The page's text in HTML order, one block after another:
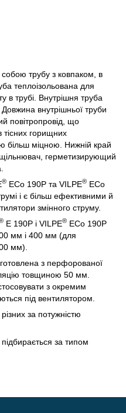
трубу з ковпаком, в
теплоізольована для
в трубі. Внутрішня труба
внутрішньої труби
повітропровід, що
горищних
більш міцною. Нижній край
герметизирующий
® ЕCo 190Р та VILPE® ЕСо
і є більш ефективними й
змінного струму.
Е 190Р і VILPE® ЕCo 190Р
мм і 400 мм (для
мм).
з перфорованої
товщиною 50 мм.
з окремим
під вентилятором.
за потужністю
за типом